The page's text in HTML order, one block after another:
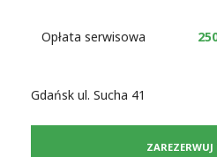
Opłata serwisowa
Gdańsk ul. Sucha 41
ZAREZERWUJ